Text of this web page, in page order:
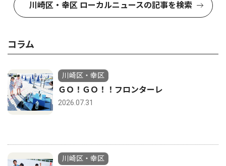
川崎区・幸区 ローカルニュースの記事を検索
コラム
川崎区・幸区
ＧＯ！ＧＯ！！フロンターレ
2026.07.31
川崎区・幸区